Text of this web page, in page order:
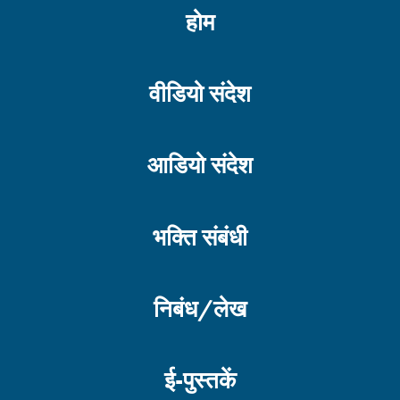
होम
वीडियो संदेश
आडियो संदेश
भक्ति संबंधी
निबंध/लेख
ई-पुस्तकें